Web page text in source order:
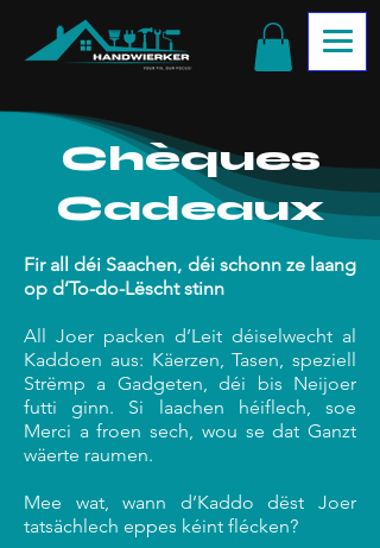
Chèques
Cadeaux
Fir all déi Saachen, déi schonn ze laang
op d’To-do-Lëscht stinn
All Joer packen d’Leit déiselwecht al
Kaddoen aus: Käerzen, Tasen, speziell
Strëmp a Gadgeten, déi bis Neijoer
futti ginn. Si laachen héiflech, soe
Merci a froen sech, wou se dat Ganzt
wäerte raumen.
Mee wat, wann d’Kaddo dëst Joer
tatsächlech eppes kéint flécken?